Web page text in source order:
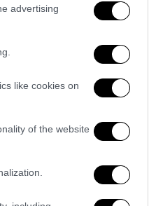
advertising
like cookies on
of the website
στον
σειρά
των